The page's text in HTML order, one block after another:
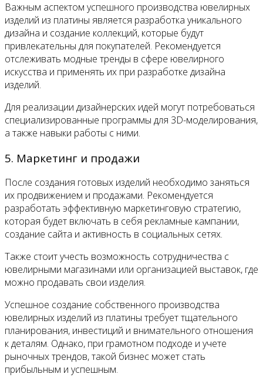
Важным аспектом успешного производства ювелирных
изделий из платины является разработка уникального
дизайна и создание коллекций, которые будут
привлекательны для покупателей. Рекомендуется
отслеживать модные тренды в сфере ювелирного
искусства и применять их при разработке дизайна
изделий.
Для реализации дизайнерских идей могут потребоваться
специализированные программы для 3D-моделирования,
а также навыки работы с ними.
5. Маркетинг и продажи
После создания готовых изделий необходимо заняться
их продвижением и продажами. Рекомендуется
разработать эффективную маркетинговую стратегию,
которая будет включать в себя рекламные кампании,
создание сайта и активность в социальных сетях.
Также стоит учесть возможность сотрудничества с
ювелирными магазинами или организацией выставок, где
можно продавать свои изделия.
Успешное создание собственного производства
ювелирных изделий из платины требует тщательного
планирования, инвестиций и внимательного отношения
к деталям. Однако, при грамотном подходе и учете
рыночных трендов, такой бизнес может стать
прибыльным и успешным.